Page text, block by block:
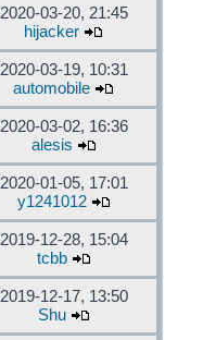
2020-03-20, 21:45
hijacker
2020-03-19, 10:31
automobile
2020-03-02, 16:36
alesis
2020-01-05, 17:01
y1241012
2019-12-28, 15:04
tcbb
2019-12-17, 13:50
Shu